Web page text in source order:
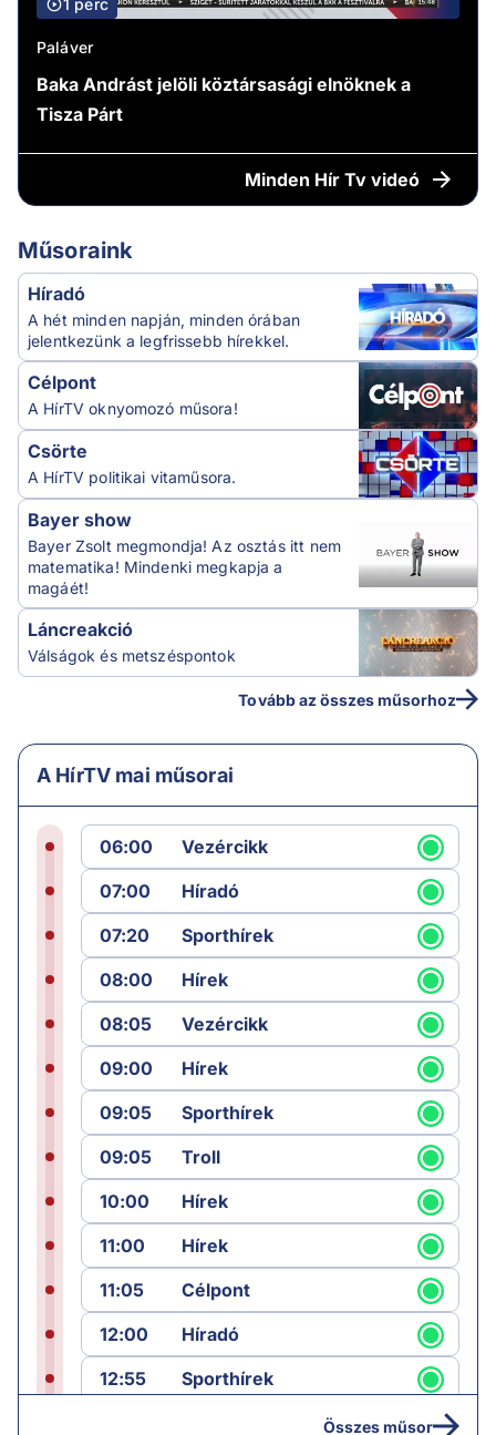
1 perc
Paláver
Baka Andrást jelöli köztársasági elnöknek a
Tisza Párt
Minden Hír Tv videó
Műsoraink
Híradó
A hét minden napján, minden órában
jelentkezünk a legfrissebb hírekkel.
Célpont
A HírTV oknyomozó műsora!
Csörte
A HírTV politikai vitaműsora.
Bayer show
Bayer Zsolt megmondja! Az osztás itt nem
matematika! Mindenki megkapja a
magáét!
Láncreakció
Válságok és metszéspontok
Tovább az összes műsorhoz
A HírTV mai műsorai
06:00
Vezércikk
07:00
Híradó
07:20
Sporthírek
08:00
Hírek
08:05
Vezércikk
09:00
Hírek
09:05
Sporthírek
09:05
Troll
10:00
Hírek
11:00
Hírek
11:05
Célpont
12:00
Híradó
12:55
Sporthírek
Összes műsor